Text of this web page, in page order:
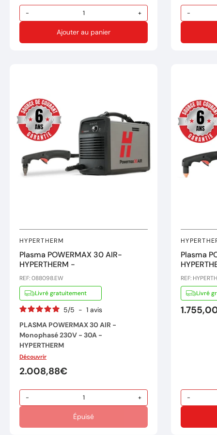
- +
Ajouter au panier
-
HYPERTHERM
Plasma POWERMAX 30 AIR-
HYPERTHERM -
REF: 088098.EW
Livré gratuitement
5/5 - 1 avis
PLASMA POWERMAX 30 AIR -
Monophasé 230V - 30A -
HYPERTHERM
Malgré sa petite taille, le Powermax30®
AIR produit un grand rendement. C’est le
petit et le plus léger de sa catégorie, il
comprend un
compresseur à air
intégré
Powermax30 partout où vous trouvez
avec une alimentation monophasée
Découvrir
2.008,88€
- +
Épuisé
Plasma
REF:
Livré
-